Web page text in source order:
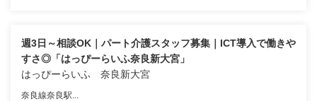
週3日～相談OK｜パート介護スタッフ募集｜ICT導入で働きや
すさ◎「はっぴーらいふ奈良新大宮」
はっぴーらいふ 奈良新大宮
奈良線奈良駅...